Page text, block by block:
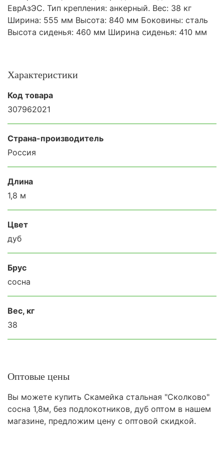
ЕврАзЭС. Тип крепления: анкерный. Вес: 38 кг
Ширина: 555 мм Высота: 840 мм Боковины: сталь
Высота сиденья: 460 мм Ширина сиденья: 410 мм
Характеристики
Код товара
307962021
Страна-производитель
Россия
Длина
1,8 м
Цвет
дуб
Брус
сосна
Вес, кг
38
Оптовые цены
Вы можете купить Скамейка стальная "Сколково"
сосна 1,8м, без подлокотников, дуб оптом в нашем
магазине, предложим цену с оптовой скидкой.